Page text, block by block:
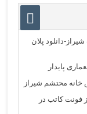
دانلود پلان
پایدار
خانه محتشم شیراز
فونت کاتب در